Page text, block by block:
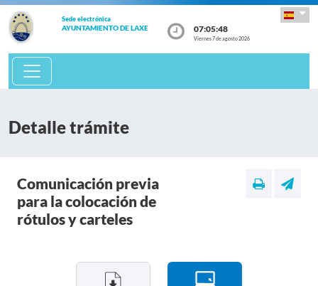
Sede electrónica
AYUNTAMIENTO DE LAXE 07:05:48
Viernes 7 de agosto 2026
Detalle trámite
Comunicación previa
para la colocación de
rótulos y carteles